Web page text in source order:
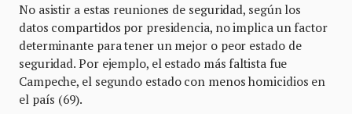
No asistir a estas reuniones de seguridad, según los
datos compartidos por presidencia, no implica un factor
determinante para tener un mejor o peor estado de
seguridad. Por ejemplo, el estado más faltista fue
Campeche, el segundo estado con menos homicidios en
el país (69).